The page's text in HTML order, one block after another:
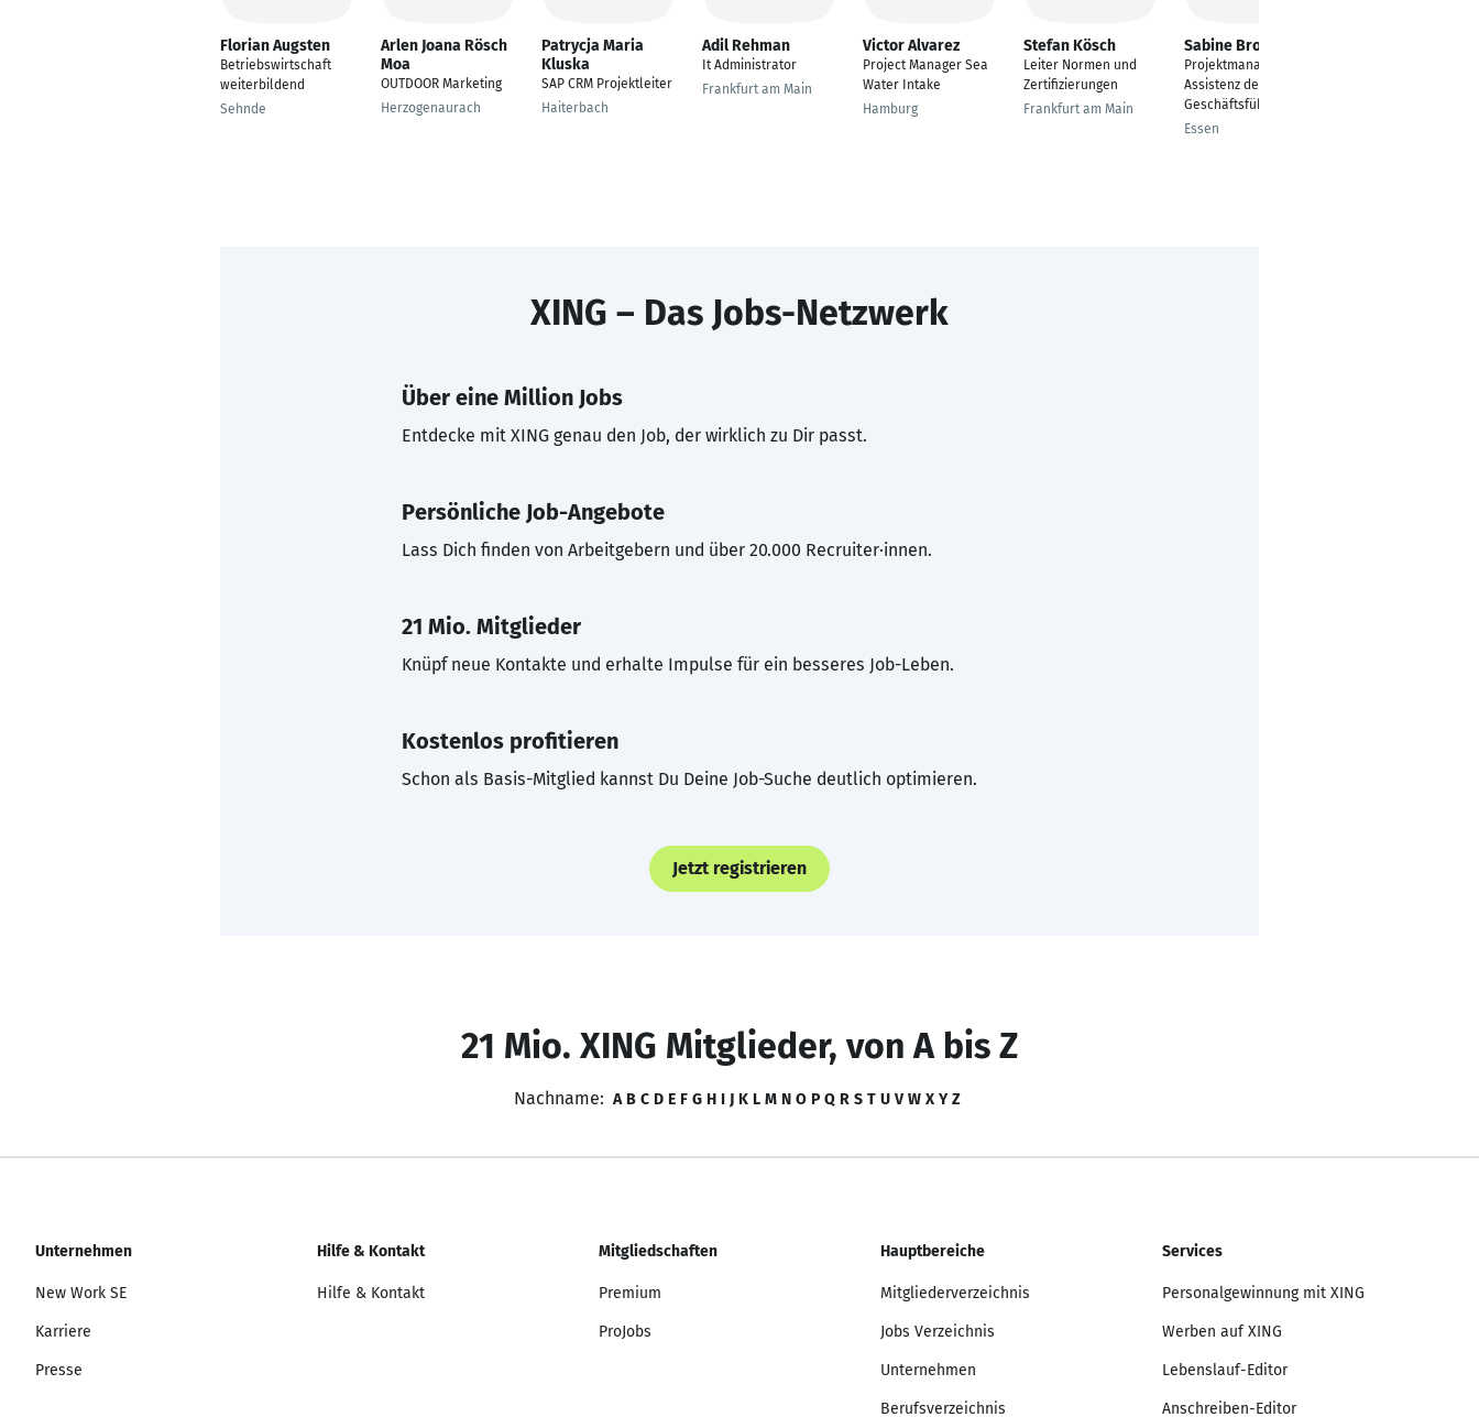
Florian Augsten
Betriebswirtschaft
weiterbildend
Sehnde
Arlen Joana Rösch
Moa
OUTDOOR Marketing
Herzogenaurach
Patrycja Maria
Kluska
SAP CRM Projektleiter
Haiterbach
Adil Rehman
It Administrator
Frankfurt am Main
Victor Alvarez
Project Manager Sea
Water Intake
Hamburg
Stefan Kösch
Leiter Normen und
Zertifizierungen
Frankfurt am Main
Sabine Brombach
Projektmanagerin und
Assistenz der
Geschäftsführung
Essen
XING – Das Jobs-Netzwerk
Über eine Million Jobs
Entdecke mit XING genau den Job, der wirklich zu Dir passt.
Persönliche Job-Angebote
Lass Dich finden von Arbeitgebern und über 20.000 Recruiter·innen.
21 Mio. Mitglieder
Knüpf neue Kontakte und erhalte Impulse für ein besseres Job-Leben.
Kostenlos profitieren
Schon als Basis-Mitglied kannst Du Deine Job-Suche deutlich optimieren.
Jetzt registrieren
21 Mio. XING Mitglieder, von A bis Z
Nachname: A B C D E F G H I J K L M N O P Q R S T U V W X Y Z
Unternehmen
New Work SE
Karriere
Presse
Hilfe & Kontakt
Hilfe & Kontakt
Mitgliedschaften
Premium
ProJobs
Hauptbereiche
Mitgliederverzeichnis
Jobs Verzeichnis
Unternehmen
Berufsverzeichnis
Services
Personalgewinnung mit XING
Werben auf XING
Lebenslauf-Editor
Anschreiben-Editor